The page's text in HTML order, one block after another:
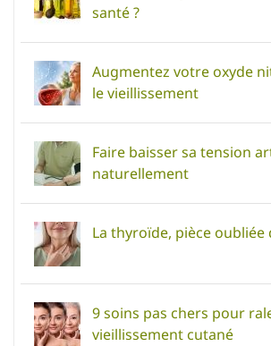
santé ?
Augmentez votre oxyde
le vieillissement
Faire baisser sa tension
naturellement
La thyroïde, pièce oubliée
9 soins pas chers pour
vieillissement cutané